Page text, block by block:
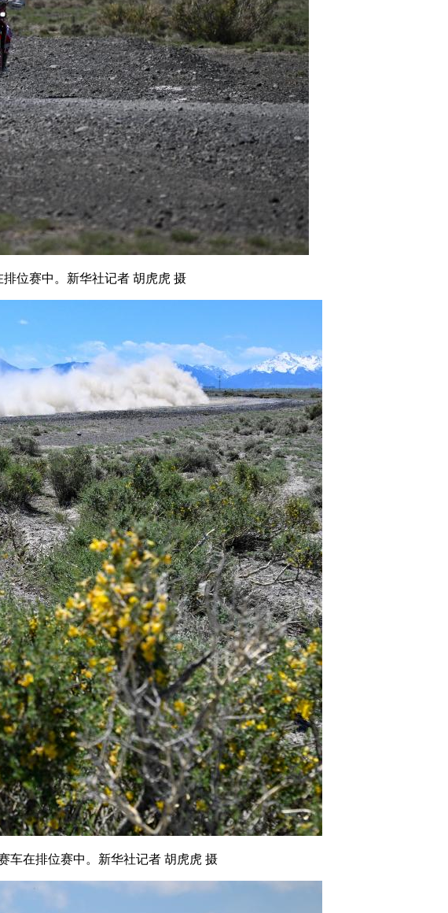
位赛中。新华社记者 胡虎虎 摄
车在排位赛中。新华社记者 胡虎虎 摄